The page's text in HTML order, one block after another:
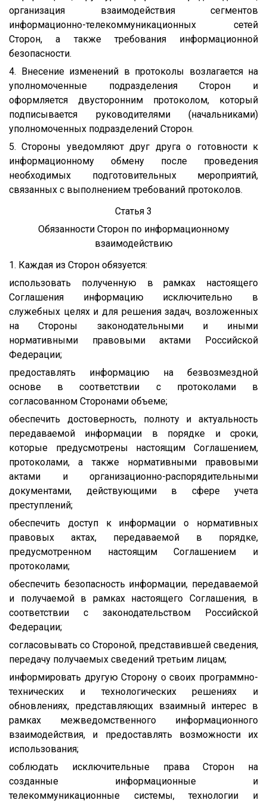
организация взаимодействия сегментов
информационно-телекоммуникационных сетей
Сторон, а также требования информационной
безопасности.
4. Внесение изменений в протоколы возлагается на
уполномоченные подразделения Сторон и
оформляется двусторонним протоколом, который
подписывается руководителями (начальниками)
уполномоченных подразделений Сторон.
5. Стороны уведомляют друг друга о готовности к
информационному обмену после проведения
необходимых подготовительных мероприятий,
связанных с выполнением требований протоколов.
Статья 3
Обязанности Сторон по информационному
взаимодействию
1. Каждая из Сторон обязуется:
использовать полученную в рамках настоящего
Соглашения информацию исключительно в
служебных целях и для решения задач, возложенных
на Стороны законодательными и иными
нормативными правовыми актами Российской
Федерации;
предоставлять информацию на безвозмездной
основе в соответствии с протоколами в
согласованном Сторонами объеме;
обеспечить достоверность, полноту и актуальность
передаваемой информации в порядке и сроки,
которые предусмотрены настоящим Соглашением,
протоколами, а также нормативными правовыми
актами и организационно-распорядительными
документами, действующими в сфере учета
преступлений;
обеспечить доступ к информации о нормативных
правовых актах, передаваемой в порядке,
предусмотренном настоящим Соглашением и
протоколами;
обеспечить безопасность информации, передаваемой
и получаемой в рамках настоящего Соглашения, в
соответствии с законодательством Российской
Федерации;
согласовывать со Стороной, представившей сведения,
передачу получаемых сведений третьим лицам;
информировать другую Сторону о своих программно-
технических и технологических решениях и
обновлениях, представляющих взаимный интерес в
рамках межведомственного информационного
взаимодействия, и предоставлять возможности их
использования;
соблюдать исключительные права Сторон на
созданные информационные и
телекоммуникационные системы, технологии и